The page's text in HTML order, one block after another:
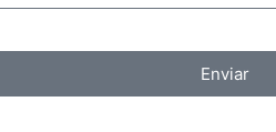
Enviar